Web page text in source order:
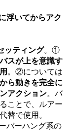
浮いてからアク
ッティング。①
バスが上を意識す
。②については
ら動きを完全に
アクション。バ
ことで、ルアー
替で使用。
バーハング系の